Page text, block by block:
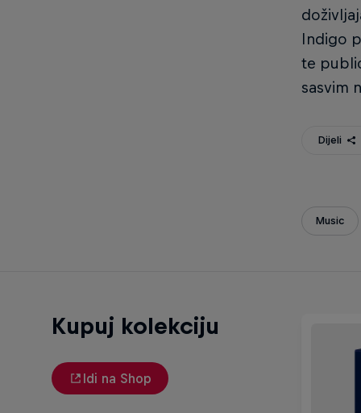
Indigo
te
sasvim
Dijeli
Music
Kupuj kolekciju
Idi na Shop